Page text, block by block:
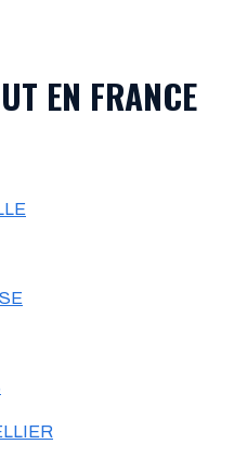
EN FRANCE